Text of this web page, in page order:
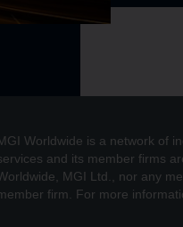
Worldwide is a network of
and its member firms
MGI Ltd., nor any
firm. For more